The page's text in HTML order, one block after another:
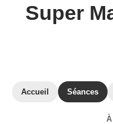
Super
Accueil Séances